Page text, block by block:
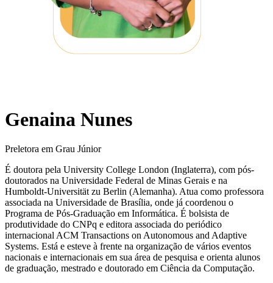
Genaina Nunes
Preletora em Grau Júnior
É doutora pela University College London (Inglaterra), com pós-
doutorados na Universidade Federal de Minas Gerais e na
Humboldt-Universität zu Berlin (Alemanha). Atua como professora
associada na Universidade de Brasília, onde já coordenou o
Programa de Pós-Graduação em Informática. É bolsista de
produtividade do CNPq e editora associada do periódico
internacional ACM Transactions on Autonomous and Adaptive
Systems. Está e esteve à frente na organização de vários eventos
nacionais e internacionais em sua área de pesquisa e orienta alunos
de graduação, mestrado e doutorado em Ciência da Computação.